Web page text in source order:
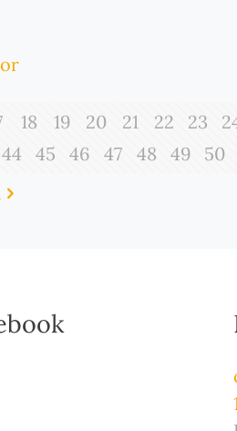
18 19 20 21 22 23
44 45 46 47 48 49 50